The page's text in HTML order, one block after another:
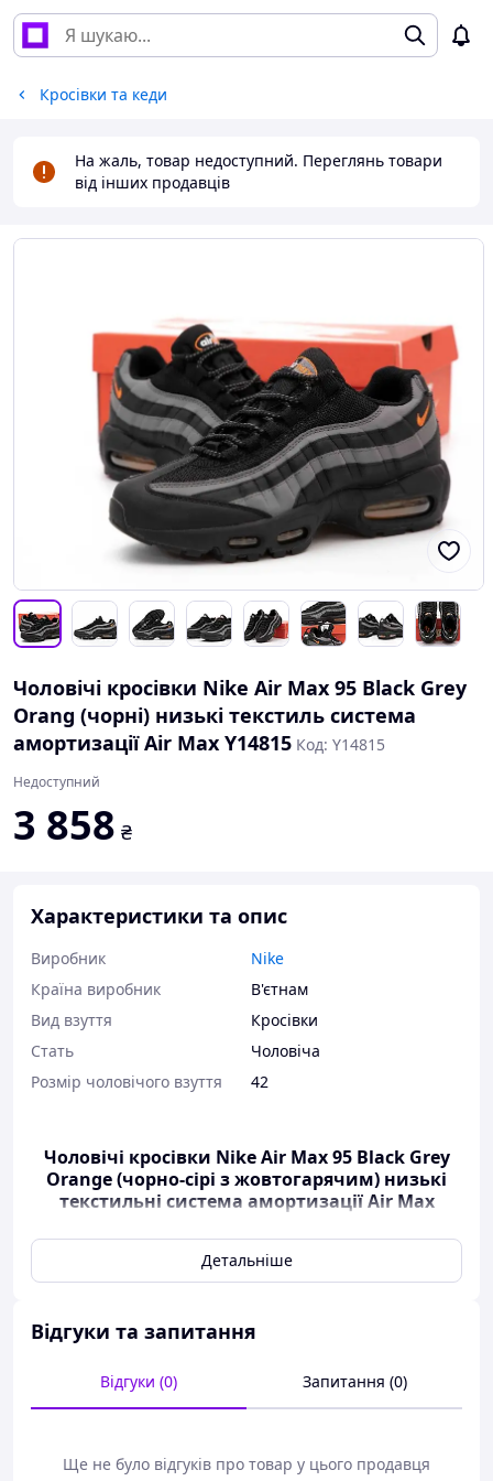
Кросівки та кеди
На жаль, товар недоступний. Переглянь товари
від інших продавців
Чоловічі кросівки Nike Air Max 95 Black Grey
Orang (чорні) низькі текстиль система
амортизації Air Max Y14815 Код: Y14815
Недоступний
3 858 ₴
Характеристики та опис
Виробник
Nike
Країна виробник
В'єтнам
Вид взуття
Кросівки
Стать
Чоловіча
Розмір чоловічого взуття
42
Чоловічі кросівки Nike Air Max 95 Black Grey
Orange(чорно-сірі з жовтогарячим) низькі
текстильні система амортизації Air Max
Опис
Air Max — це стильні та
комфортні кросівки, які
поєднання модного дизайну
та високих технологій. Ця модель набрала
Верх кросівок має чорний основний колір, що
Детальніше
Відгуки та запитання
Відгуки (0) Запитання (0)
Ще не було відгуків про товар у цього продавця